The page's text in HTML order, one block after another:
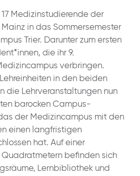
Medizinstudierende der
in das Sommersemester
Trier. Darunter zum ersten
die ihr 9.
verbringen.
in den beiden
die Lehrveranstaltungen nun
barocken Campus-
der Medizincampus mit den
einen langfristigen
hat. Auf einer
befinden sich
Lernbibliothek und